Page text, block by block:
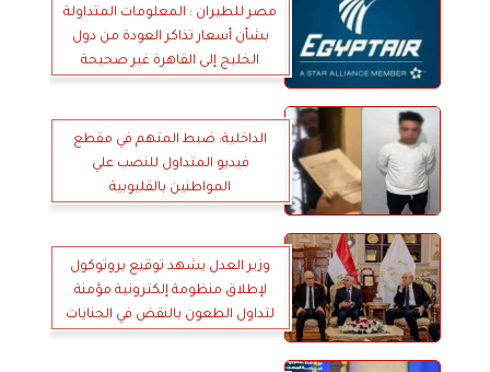
مصر للطيران : المعلومات المتداولة
بشأن أسعار تذاكر العودة من دول
الخليج إلى القاهرة غير صحيحة
الداخلية: ضبط المتهم في مقطع
فيديو المتداول للنصب علي
المواطنين بالقليوبية
وزير العدل يشهد توقيع بروتوكول
لإطلاق منظومة إلكترونية مؤمنة
لتداول الطعون بالنقض في الجنايات